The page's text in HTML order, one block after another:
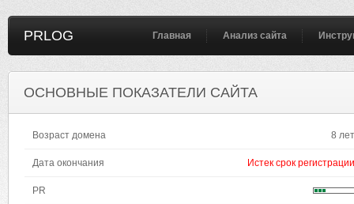
PRLOG Главная Анализ сайта
ОСНОВНЫЕ ПОКАЗАТЕЛИ САЙТА
Возраст домена 8 лет
Дата окончания Истек срок регистрации
PR